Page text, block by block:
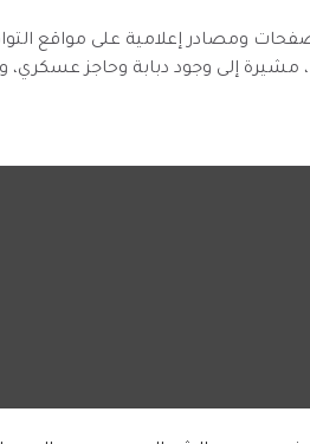
ومصادر إعلامية على مواقع
مشيرة إلى وجود دبابة وحاجز عسكري،